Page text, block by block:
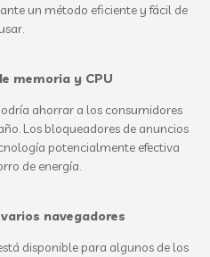
un método eficiente y fácil de
usar.
memoria y CPU
ahorrar a los consumidores
Los bloqueadores de anuncios
potencialmente efectiva
de energía.
navegadores
disponible para algunos de los